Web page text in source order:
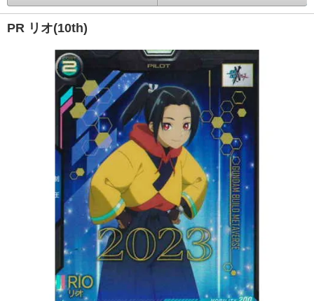
PR リオ(10th)